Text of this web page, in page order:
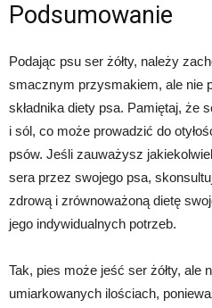
Podsumowanie
Podając psu ser żółty, należy
smacznym przysmakiem, ale nie
składnika diety psa. Pamiętaj, że
i sól, co może prowadzić do
psów. Jeśli zauważysz
sera przez swojego psa,
zdrową i zrównoważoną dietę
jego indywidualnych potrzeb.
Tak, pies może jeść ser żółty, ale
umiarkowanych ilościach,